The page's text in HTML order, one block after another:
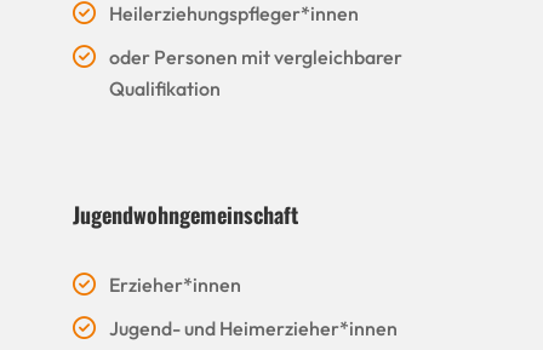
Heilerziehungspfleger*innen
oder Personen mit vergleichbarer
Qualifikation
Jugendwohngemeinschaft
Erzieher*innen
Jugend- und Heimerzieher*innen